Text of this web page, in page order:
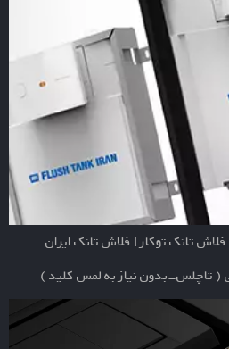
تانک توکار | فلاش تانک ایران
( تاچلس-بدون نیاز به لمس کلید )